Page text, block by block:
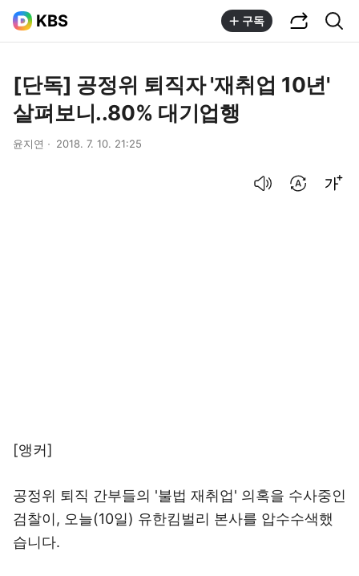
KBS 구독
[단독] 공정위 퇴직자 '재취업 10년'
살펴보니..80% 대기업행
윤지연 2018. 7. 10. 21:25
[앵커]
공정위 퇴직 간부들의 '불법 재취업' 의혹을 수사중인
검찰이, 오늘(10일) 유한킴벌리 본사를 압수수색했
습니다.